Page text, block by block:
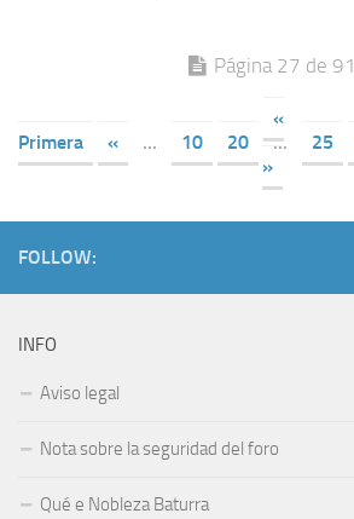
Página 27 de 91
«
Primera
« ... 10 20 ... 25
»
FOLLOW:
INFO
Aviso legal
Nota sobre la seguridad del foro
Qué e Nobleza Baturra